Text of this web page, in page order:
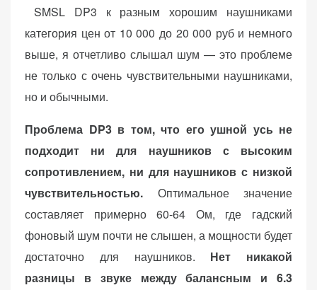
SMSL DP3 к разным хорошим наушниками
категория цен от 10 000 до 20 000 руб и немного
выше, я отчетливо слышал шум — это проблеме
не только с очень чувствительными наушниками,
но и обычными.
Проблема DP3 в том, что его ушной усь не
подходит ни для наушников с высоким
сопротивлением, ни для наушников с низкой
чувствительностью. Оптимальное значение
составляет примерно 60-64 Ом, где гадский
фоновый шум почти не слышен, а мощности будет
достаточно для наушников. Нет никакой
разницы в звуке между балансным и 6.3